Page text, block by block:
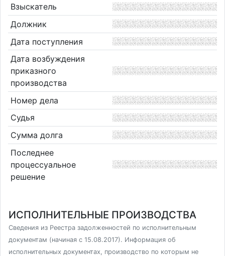
Взыскатель
Должник
Дата поступления
Дата возбуждения
приказного
производства
Номер дела
Судья
Сумма долга
Последнее
процессуальное
решение
ИСПОЛНИТЕЛЬНЫЕ ПРОИЗВОДСТВА
Сведения из Реестра задолженностей по исполнительным
документам (начиная с 15.08.2017). Информация об
исполнительных документах, производство по которым не